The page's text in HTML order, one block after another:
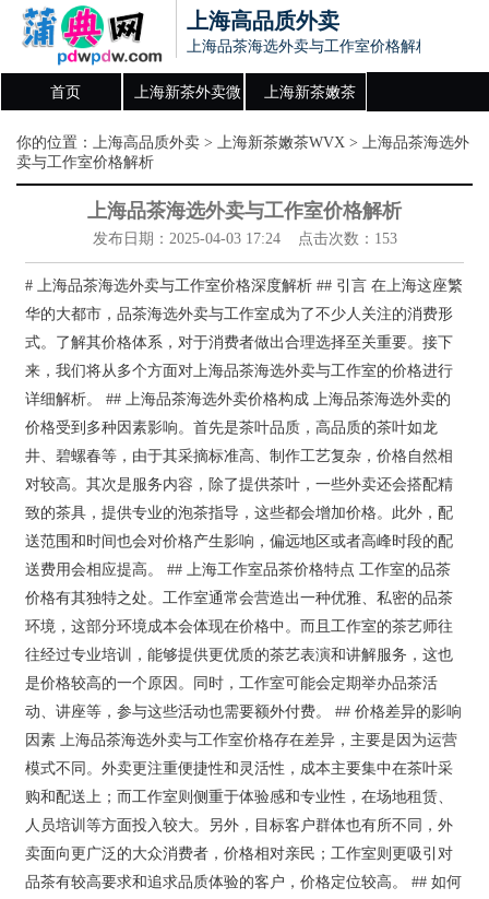
上海高品质外卖
上海品茶海选外卖与工作室价格解析
首页 上海新茶外卖微
信
上海新茶嫩茶
WVX
你的位置： 上海高品质外卖 > 上海新茶嫩茶WVX > 上海品茶海选外
卖与工作室价格解析
上海品茶海选外卖与工作室价格解析
发布日期：2025-04-03 17:24 点击次数：153
# 上海品茶海选外卖与工作室价格深度解析 ## 引言 在上海这座繁
华的大都市，品茶海选外卖与工作室成为了不少人关注的消费形
式。了解其价格体系，对于消费者做出合理选择至关重要。接下
来，我们将从多个方面对上海品茶海选外卖与工作室的价格进行
详细解析。 ## 上海品茶海选外卖价格构成 上海品茶海选外卖的
价格受到多种因素影响。首先是茶叶品质，高品质的茶叶如龙
井、碧螺春等，由于其采摘标准高、制作工艺复杂，价格自然相
对较高。其次是服务内容，除了提供茶叶，一些外卖还会搭配精
致的茶具，提供专业的泡茶指导，这些都会增加价格。此外，配
送范围和时间也会对价格产生影响，偏远地区或者高峰时段的配
送费用会相应提高。 ## 上海工作室品茶价格特点 工作室的品茶
价格有其独特之处。工作室通常会营造出一种优雅、私密的品茶
环境，这部分环境成本会体现在价格中。而且工作室的茶艺师往
往经过专业培训，能够提供更优质的茶艺表演和讲解服务，这也
是价格较高的一个原因。同时，工作室可能会定期举办品茶活
动、讲座等，参与这些活动也需要额外付费。 ## 价格差异的影响
因素 上海品茶海选外卖与工作室价格存在差异，主要是因为运营
模式不同。外卖更注重便捷性和灵活性，成本主要集中在茶叶采
购和配送上；而工作室则侧重于体验感和专业性，在场地租赁、
人员培训等方面投入较大。另外，目标客户群体也有所不同，外
卖面向更广泛的大众消费者，价格相对亲民；工作室则更吸引对
品茶有较高要求和追求品质体验的客户，价格定位较高。 ## 如何